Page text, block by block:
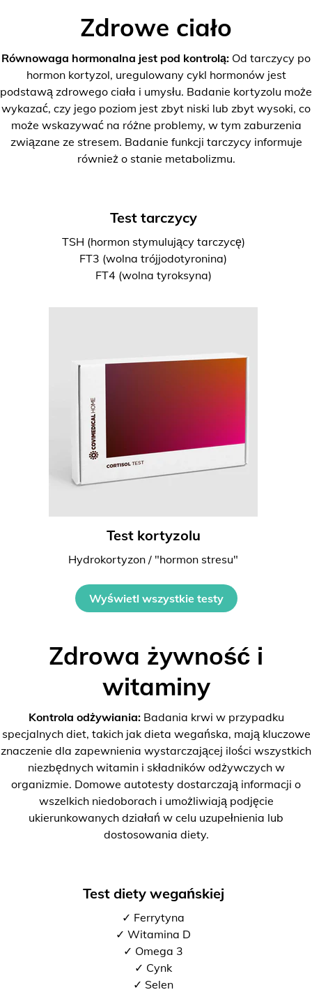
Zdrowe ciało
Równowaga hormonalna jest pod kontrolą: Od tarczycy po
hormon kortyzol, uregulowany cykl hormonów jest
podstawą zdrowego ciała i umysłu. Badanie kortyzolu może
wykazać, czy jego poziom jest zbyt niski lub zbyt wysoki, co
może wskazywać na różne problemy, w tym zaburzenia
związane ze stresem. Badanie funkcji tarczycy informuje
również o stanie metabolizmu.
Test tarczycy
TSH (hormon stymulujący tarczycę)
FT3 (wolna trójjodotyronina)
FT4 (wolna tyroksyna)
Test kortyzolu
Hydrokortyzon / "hormon stresu"
Wyświetl wszystkie testy
Zdrowa żywność i
witaminy
Kontrola odżywiania:Badania krwi w przypadku
specjalnych diet, takich jak dieta wegańska, mają kluczowe
znaczenie dla zapewnienia wystarczającej ilości wszystkich
niezbędnych witamin i składników odżywczych w
organizmie. Domowe autotesty dostarczają informacji o
wszelkich niedoborach i umożliwiają podjęcie
ukierunkowanych działań w celu uzupełnienia lub
dostosowania diety.
Test diety wegańskiej
✓ Ferrytyna
✓ Witamina D
✓ Omega 3
✓ Cynk
✓ Selen